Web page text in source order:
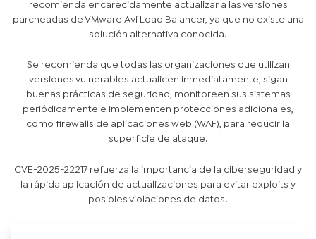
recomienda encarecidamente actualizar a las versiones
parcheadas de VMware Avi Load Balancer, ya que no existe una
solución alternativa conocida.
Se recomienda que todas las organizaciones que utilizan
versiones vulnerables actualicen inmediatamente, sigan
buenas prácticas de seguridad, monitoreen sus sistemas
periódicamente e implementen protecciones adicionales,
como firewalls de aplicaciones web (WAF), para reducir la
superficie de ataque.
CVE-2025-22217 refuerza la importancia de la ciberseguridad y
la rápida aplicación de actualizaciones para evitar exploits y
posibles violaciones de datos.